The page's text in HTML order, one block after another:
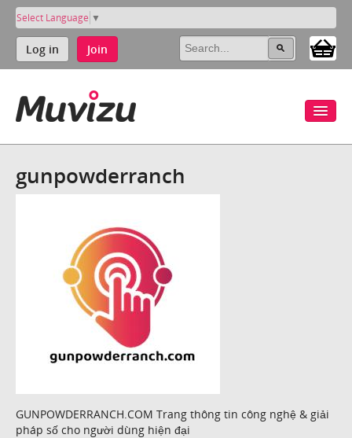
Select Language ▼
Log in Join
gunpowderranch
GUNPOWDERRANCH.COM Trang thông tin công nghệ & giải
pháp số cho người dùng hiện đại